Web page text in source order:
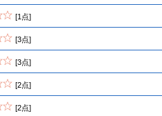
[1点]
[3点]
[3点]
[2点]
[2点]